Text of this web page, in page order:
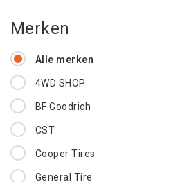
Merken
Alle merken
4WD SHOP
BF Goodrich
CST
Cooper Tires
General Tire